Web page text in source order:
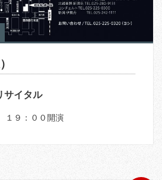
サイタル
９：００開演